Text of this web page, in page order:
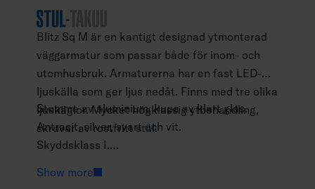
Blitz Sq M är en kantigt designad ytmonterad
väggarmatur som passar både för inom- och
utomhusbruk. Armaturerna har en fast LED-
ljuskälla som ger ljus nedåt. Finns med tre olika
ljuskäglor. Mycket högklassig ytbehandling,
skruvar av rostfritt stål.
Stomme av aluminium, kupa av klart glas.
Antracit, silver, svart och vit.
Skyddsklass I.
Kan vidarekopplas 3 x 2,5 mm2.
Show more